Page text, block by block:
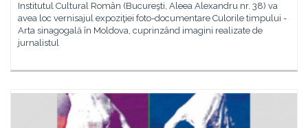
Institutul Cultural Român (Bucureşti, Aleea Alexandru nr. 38) va
avea loc vernisajul expoziţiei foto-documentare Culorile timpului -
Arta sinagogală în Moldova, cuprinzând imagini realizate de
jurnalistul